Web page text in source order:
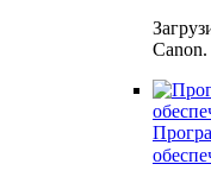
Canon.